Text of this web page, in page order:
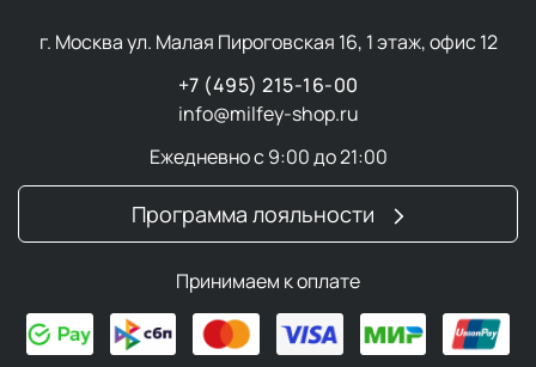
г. Москва ул. Малая Пироговская 16, 1 этаж, офис 12
+7 (495) 215-16-00
info@milfey-shop.ru
Ежедневно с 9:00 до 21:00
Программа лояльности
Принимаем к оплате